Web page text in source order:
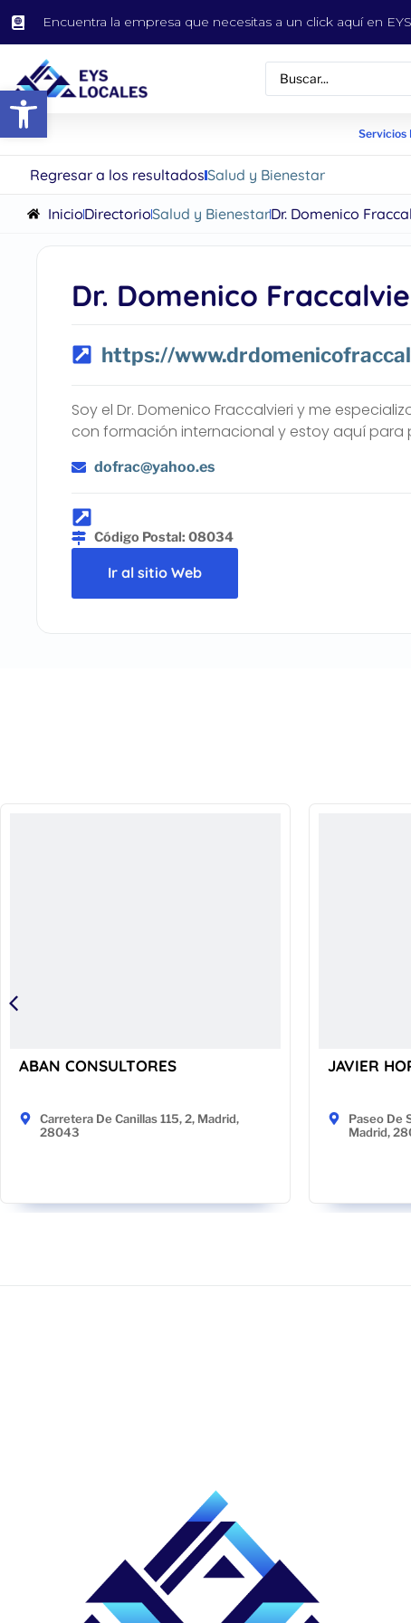
Abrir barra de herramientas
Encuentra la empresa que necesitas a un click aquí en
Servicios
Regresar a los resultadosSalud y Bienestar
InicioDirectorioSalud y BienestarDr. Domenico
Dr. Domenico
https://
Soy el Dr. Domenico Fraccalvieri y me
con formación internacional y estoy aquí
dofrac@yahoo.es
Código Postal: 08034
Ir al sitio Web
ABAN CONSULTORES
Carretera De Canillas 115, 2, Madrid,
28043
JAVIER
Paseo De
Madrid,